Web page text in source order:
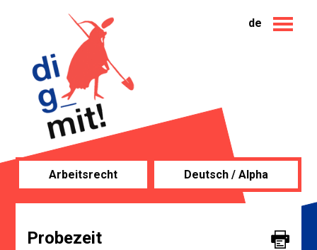
de
Arbeitsrecht Deutsch / Alpha
Probezeit